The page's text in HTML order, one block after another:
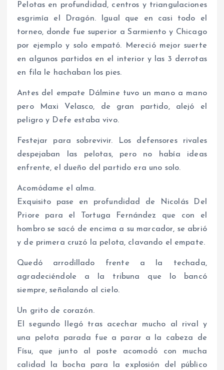
Pelotas en profundidad, centros y triangulaciones
esgrimía el Dragón. Igual que en casi todo el
torneo, donde fue superior a Sarmiento y Chicago
por ejemplo y solo empató. Mereció mejor suerte
en algunos partidos en el interior y las 3 derrotas
en fila le hachaban los pies.
Antes del empate Dálmine tuvo un mano a mano
pero Maxi Velasco, de gran partido, alejó el
peligro y Defe estaba vivo.
Festejar para sobrevivir. Los defensores rivales
despejaban las pelotas, pero no había ideas
enfrente, el dueño del partido era uno solo.
Acomódame el alma.
Exquisito pase en profundidad de Nicolás Del
Priore para el Tortuga Fernández que con el
hombro se sacó de encima a su marcador, se abrió
y de primera cruzó la pelota, clavando el empate.
Quedó arrodillado frente a la techada,
agradeciéndole a la tribuna que lo bancó
siempre, señalando al cielo.
Un grito de corazón.
El segundo llegó tras acechar mucho al rival y
una pelota parada fue a parar a la cabeza de
Físu, que junto al poste acomodó con mucha
calidad la bocha para la explosión del público